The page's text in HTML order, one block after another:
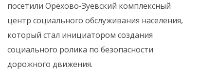
посетили Орехово-Зуевский комплексный
центр социального обслуживания населения,
который стал инициатором создания
социального ролика по безопасности
дорожного движения.